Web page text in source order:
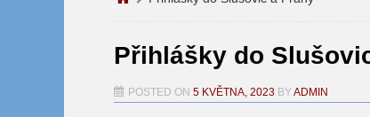
Přihlášky do
POSTED ON 5 KVĚTNA, 2023 BYADMIN